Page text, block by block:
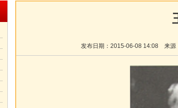
发布日期： 2015-06-08 14:08 来源